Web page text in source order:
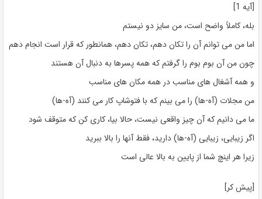
[آیه 1]
بله، کاملاً واضح است، من سایز دو نیستم
اما من می توانم آن را تکان دهم، تکان دهم، همانطور که قرار است انجام دهم
چون من آن بوم بوم را گرفتم که همه پسرها به دنبال آن هستند
و همه آشغال های مناسب در همه مکان های مناسب
من مجلات (آه-ها) را می بینم که با فتوشاپ کار می کنند (آه-ها)
ما می دانیم که آن چیز واقعی نیست، حالا بیا، کاری کن که متوقف شود
اگر زیبایی، زیبایی (آه-ها) دارید، فقط آنها را بالا ببرید
زیرا هر اینچ شما از پایین به بالا عالی است
[پیش کر]